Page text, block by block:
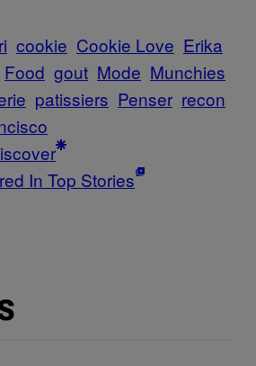
cookie Cookie Love Erika
Food gout Mode Munchies
patissiers Penser recon
In Top Stories